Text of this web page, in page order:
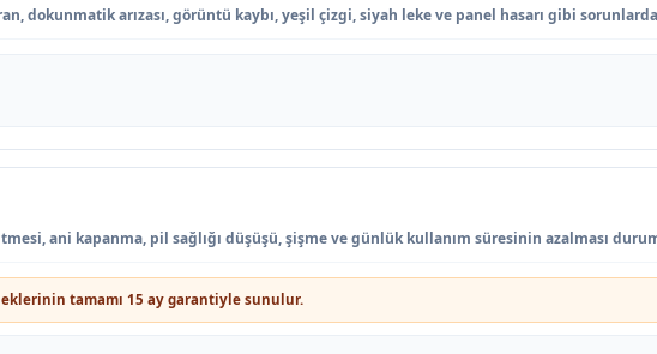
dokunmatik arızası, görüntü kaybı, yeşil çizgi, siyah leke ve panel hasarı gibi
ani kapanma, pil sağlığı düşüşü, şişme ve günlük kullanım süresinin azalması
tamamı 15 ay garantiyle sunulur.